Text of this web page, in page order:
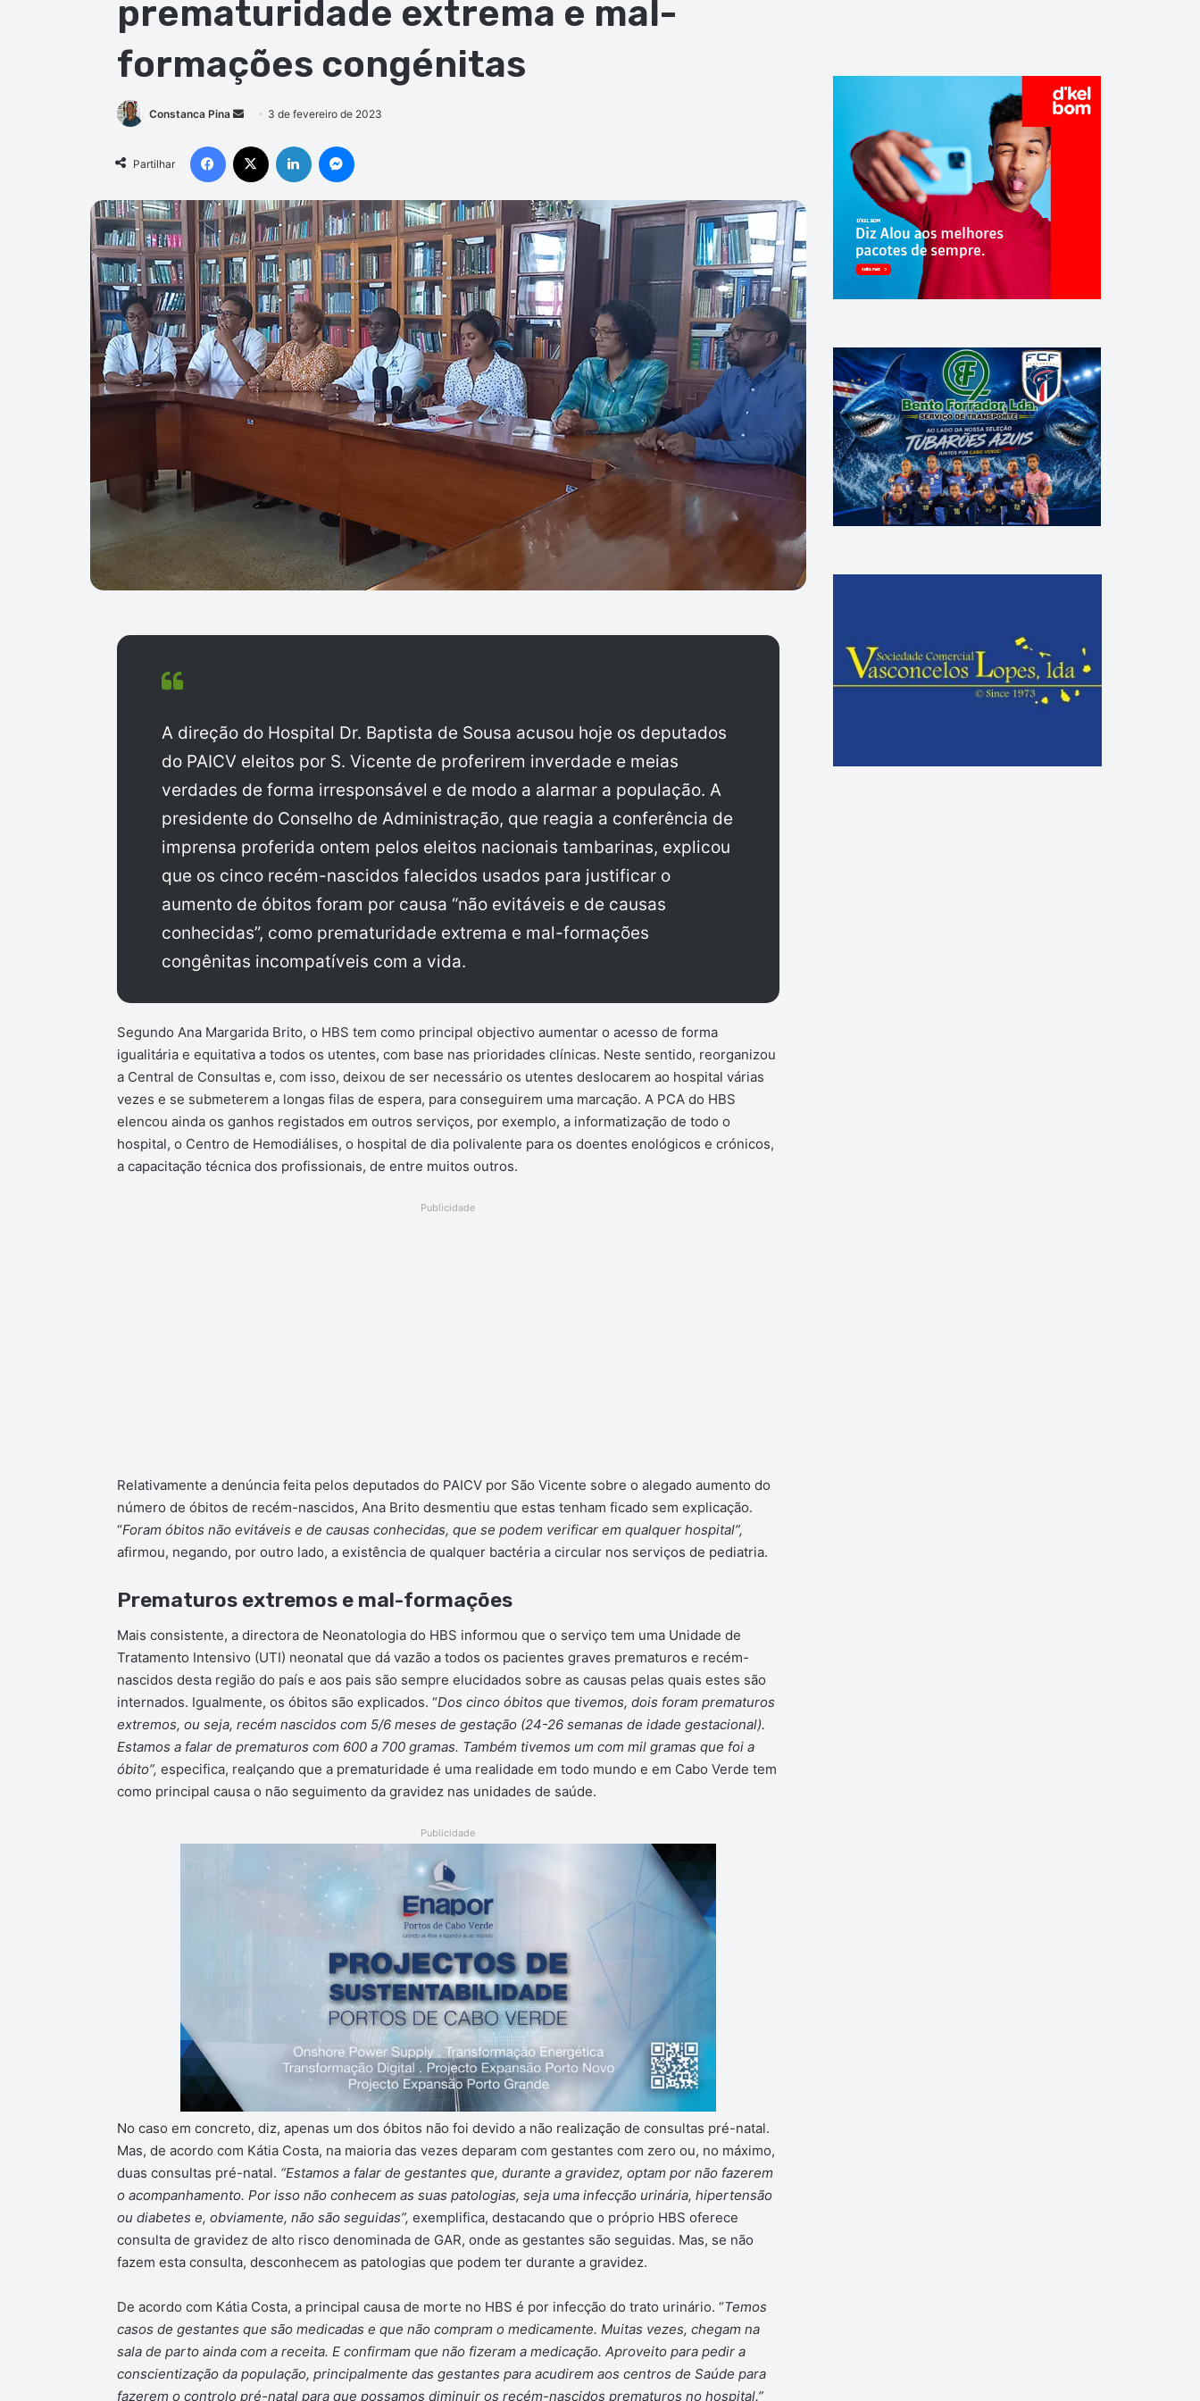
prematuridade extrema e mal-
formações congénitas
Constanca Pina
Mande
e-
mail
3 de fevereiro de 2023
Partilhar
Facebook Linkedin
A direção do Hospital Dr. Baptista de Sousa acusou hoje os deputados
do PAICV eleitos por S. Vicente de proferirem inverdade e meias
verdades de forma irresponsável e de modo a alarmar a população. A
presidente do Conselho de Administração, que reagia a conferência de
imprensa proferida ontem pelos eleitos nacionais tambarinas, explicou
que os cinco recém-nascidos falecidos usados para justificar o
aumento de óbitos foram por causa “não evitáveis e de causas
conhecidas”, como prematuridade extrema e mal-formações
congênitas incompatíveis com a vida.
Segundo Ana Margarida Brito, o HBS tem como principal objectivo aumentar o acesso de forma
igualitária e equitativa a todos os utentes, com base nas prioridades clínicas. Neste sentido, reorganizou
a Central de Consultas e, com isso, deixou de ser necessário os utentes deslocarem ao hospital várias
vezes e se submeterem a longas filas de espera, para conseguirem uma marcação. A PCA do HBS
elencou ainda os ganhos registados em outros serviços, por exemplo, a informatização de todo o
hospital, o Centro de Hemodiálises, o hospital de dia polivalente para os doentes enológicos e crónicos,
a capacitação técnica dos profissionais, de entre muitos outros.
Publicidade
Relativamente a denúncia feita pelos deputados do PAICV por São Vicente sobre o alegado aumento do
número de óbitos de recém-nascidos, Ana Brito desmentiu que estas tenham ficado sem explicação.
“Foram óbitos não evitáveis e de causas conhecidas, que se podem verificar em qualquer hospital”,
afirmou, negando, por outro lado, a existência de qualquer bactéria a circular nos serviços de pediatria.
Prematuros extremos e mal-formações
Mais consistente, a directora de Neonatologia do HBS informou que o serviço tem uma Unidade de
Tratamento Intensivo (UTI) neonatal que dá vazão a todos os pacientes graves prematuros e recém-
nascidos desta região do país e aos pais são sempre elucidados sobre as causas pelas quais estes são
internados. Igualmente, os óbitos são explicados. “Dos cinco óbitos que tivemos, dois foram prematuros
extremos, ou seja, recém nascidos com 5/6 meses de gestação (24-26 semanas de idade gestacional).
Estamos a falar de prematuros com 600 a 700 gramas. Também tivemos um com mil gramas que foi a
óbito”, especifica, realçando que a prematuridade é uma realidade em todo mundo e em Cabo Verde tem
como principal causa o não seguimento da gravidez nas unidades de saúde.
Publicidade
No caso em concreto, diz, apenas um dos óbitos não foi devido a não realização de consultas pré-natal.
Mas, de acordo com Kátia Costa, na maioria das vezes deparam com gestantes com zero ou, no máximo,
duas consultas pré-natal. “Estamos a falar de gestantes que, durante a gravidez, optam por não fazerem
o acompanhamento. Por isso não conhecem as suas patologias, seja uma infecção urinária, hipertensão
ou diabetes e, obviamente, não são seguidas”, exemplifica, destacando que o próprio HBS oferece
consulta de gravidez de alto risco denominada de GAR, onde as gestantes são seguidas. Mas, se não
fazem esta consulta, desconhecem as patologias que podem ter durante a gravidez.
De acordo com Kátia Costa, a principal causa de morte no HBS é por infecção do trato urinário. “Temos
casos de gestantes que são medicadas e que não compram o medicamente. Muitas vezes, chegam na
sala de parto ainda com a receita. E confirmam que não fizeram a medicação. Aproveito para pedir a
conscientização da população, principalmente das gestantes para acudirem aos centros de Saúde para
fazerem o controlo pré-natal para que possamos diminuir os recém-nascidos prematuros no hospital.”